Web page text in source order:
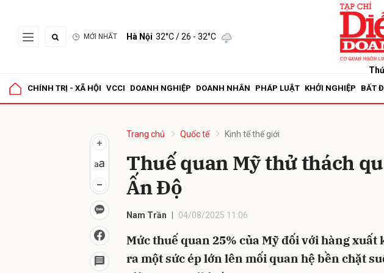
MỚI NHẤT Hà Nội 32°C/ 26 - 32°C
CHÍNH TRỊ - XÃ HỘI VCCI DOANH NGHIỆP DOANH NHÂN PHÁP LUẬT KHỞI NGHIỆP BẤT
Trang chủ Quốc tế Kinh tế thế giới
Thuế quan Mỹ thử thách
Ấn Độ
Nam Trần 04/08/2025 11:06
Mức thuế quan 25% của Mỹ đối với hàng xuất
ra một sức ép lớn lên mối quan hệ bền chặt